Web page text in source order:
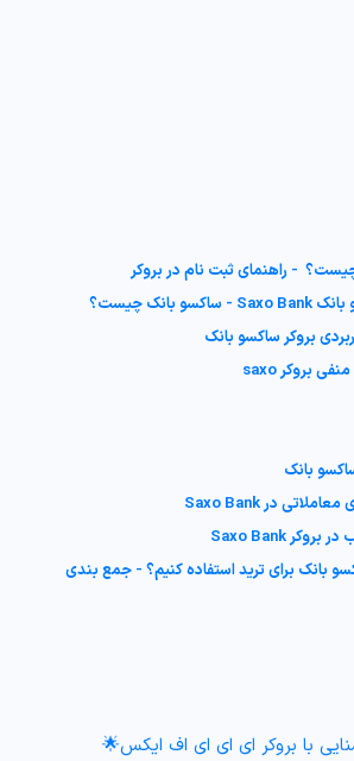
با بروکر ای ای ای اف ایکس🌟